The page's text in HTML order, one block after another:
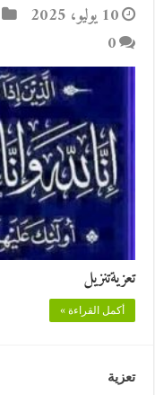
10 يوليو، 2025
0
تعزيةتنزيل
أكمل القراءة »
تعزية